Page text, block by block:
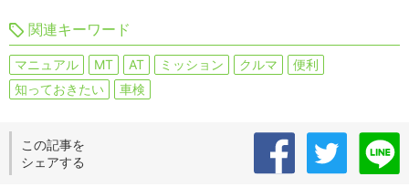
関連キーワード
マニュアル MT AT ミッション クルマ
便利
知っておきたい
車検
この記事を
シェアする